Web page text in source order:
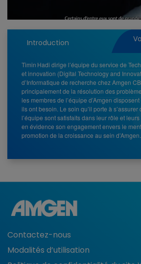
Introduction
Timin Hadi dirige l’équipe du service de
et innovation (Digital Technology and
d’Informatique de recherche chez Amgen
principalement de la résolution des
les membres de l’équipe d’Amgen
ils ont besoin. Le soin qu’il porte à
l’équipe sont satisfaits dans leur rôle et
en évidence son engagement envers le
promotion de la croissance au sein d’Amgen.
Contactez-nous
Modalités d’utilisation